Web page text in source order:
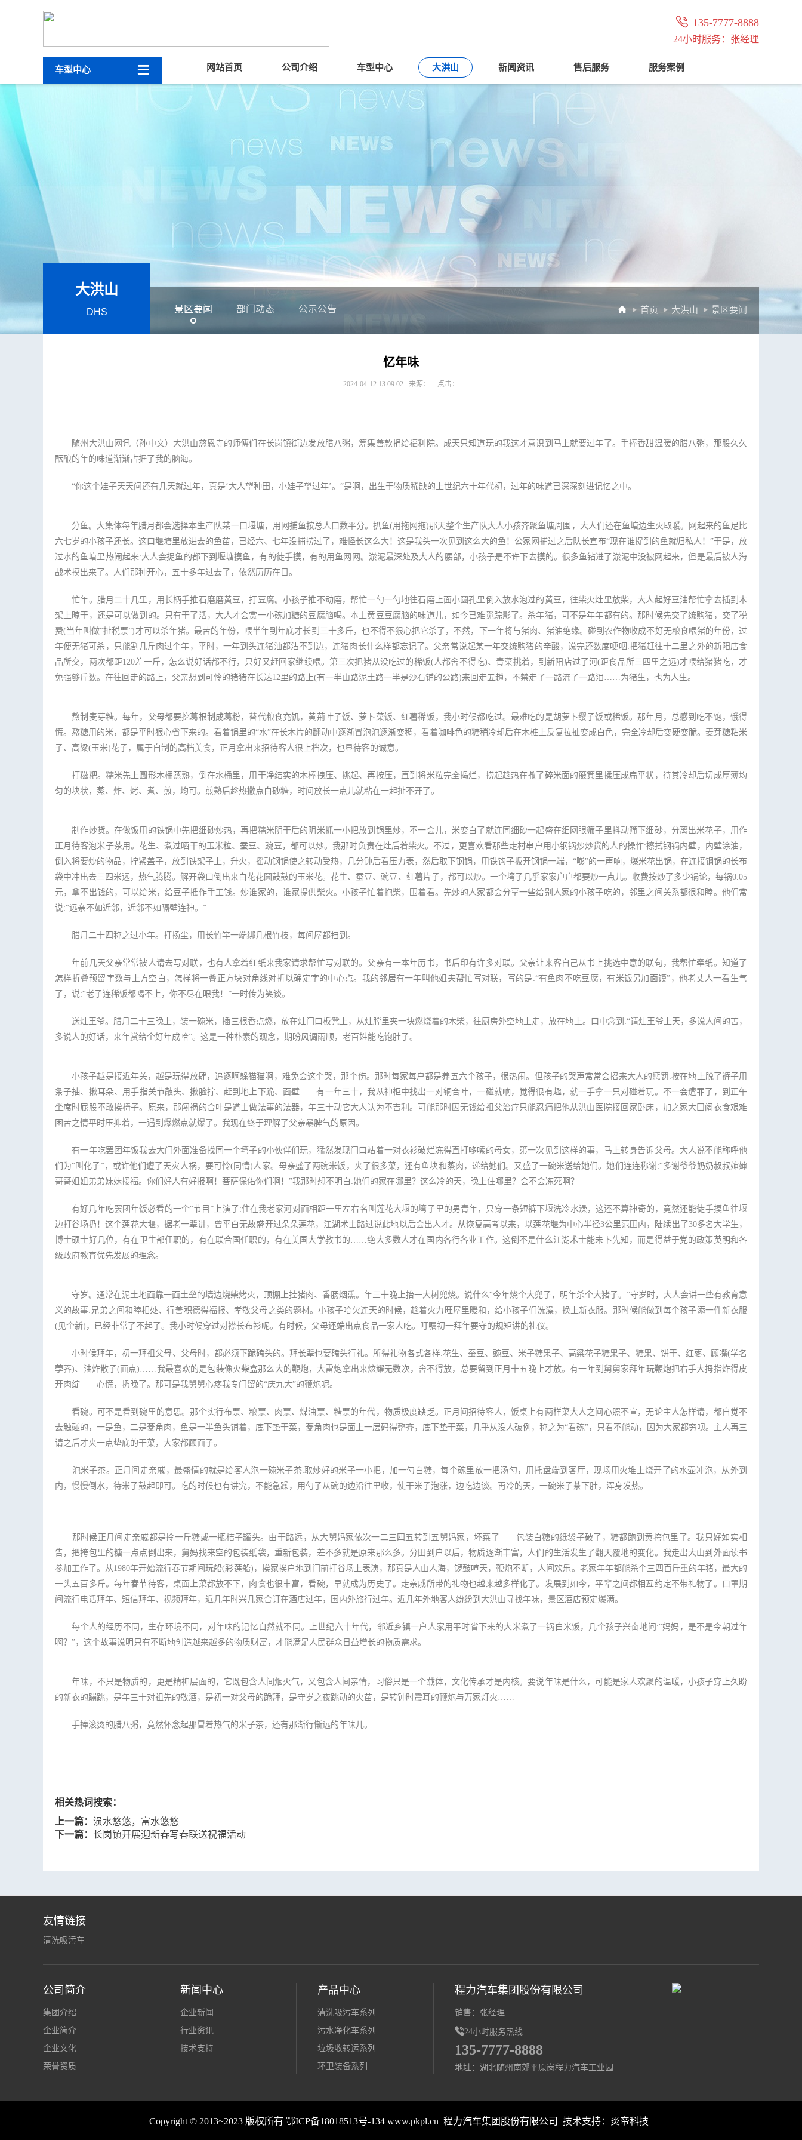
 135-7777-8888
24小时服务：张经理
车型中心  网站首页 公司介绍 车型中心 大洪山 新闻资讯 售后服务 服务案例
大洪山
DHS 景区要闻 部门动态 公示公告  首页 大洪山 景区要闻
忆年味
2024-04-12 13:09:02 来源： 点击：
随州大洪山网讯（孙中文）大洪山慈恩寺的师傅们在长岗镇街边发放腊八粥，筹集善款捐给福利院。成天只知道玩的我这才意识到马上就要过年了。手捧香甜温暖的腊八粥，那股久久
酝酿的年的味道渐渐占据了我的脑海。
“你这个娃子天天问还有几天就过年，真是‘大人望种田，小娃子望过年’。”是啊，出生于物质稀缺的上世纪六十年代初，过年的味道已深深刻进记忆之中。
分鱼。大集体每年腊月都会选择本生产队某一口堰塘，用网捕鱼按总人口数平分。扒鱼(用拖网拖)那天整个生产队大人小孩齐聚鱼塘周围，大人们还在鱼塘边生火取暖。网起来的鱼足比
六七岁的小孩子还长。这口堰塘里放进去的鱼苗，已经六、七年没捕捞过了，难怪长这么大！这是我头一次见到这么大的鱼！公家网捕过之后队长宣布“现在谁捉到的鱼就归私人！”于是，放
过水的鱼塘里热闹起来:大人会捉鱼的都下到堰塘摸鱼，有的徒手摸，有的用鱼网网。淤泥最深处及大人的腰部，小孩子是不许下去摸的。很多鱼钻进了淤泥中没被网起来，但是最后被人海
战术摸出来了。人们那种开心，五十多年过去了，依然历历在目。
忙年。腊月二十几里，用长柄手推石磨磨黄豆，打豆腐。小孩子推不动磨，帮忙一勺一勺地往石磨上面小圆孔里倒入放水泡过的黄豆，往柴火灶里放柴，大人起好豆油帮忙拿去插到木
架上晾干，还是可以做到的。只有干了活，大人才会赏一小碗加糖的豆腐脑喝。本土黄豆豆腐脑的味道儿，如今已难觅踪影了。杀年猪，可不是年年都有的。那时候先交了统购猪，交了税
费(当年叫做“扯税票”)才可以杀年猪。最苦的年份，喂半年到年底才长到三十多斤，也不得不狠心把它杀了，不然，下一年将与猪肉、猪油绝缘。碰到农作物收成不好无粮食喂猪的年份，过
年便无猪可杀，只能割几斤肉过个年，平时，一年到头连猪油都沾不到边，连猪肉长什么样都忘记了。父亲常说起某一年交统购猪的辛酸，说完还数度哽咽:把猪赶往十二里之外的新阳店食
品所交，两次都距120差一斤，怎么说好话都不行，只好又赶回家继续喂。第三次把猪从没吃过的稀饭(人都舍不得吃)、青菜挑着，到新阳店过了河(距食品所三四里之远)才喂给猪猪吃，才
免强够斤数。在往回走的路上，父亲想到可怜的猪猪在长达12里的路上(有一半山路泥土路一半是沙石铺的公路)来回走五趟，不禁走了一路流了一路泪……为猪生，也为人生。
熬制麦芽糖。每年，父母都要挖葛根制成葛粉，替代粮食充饥，黄荊叶子饭、萝卜菜饭、红薯稀饭，我小时候都吃过。最难吃的是胡萝卜缨子饭或稀饭。那年月，总感到吃不饱，饿得
慌。熬糖用的米，都是平时狠心省下来的。看着锅里的“水”在长木片的翻动中逐渐冒泡泡逐渐变稠，看着咖啡色的糖稍冷却后在木桩上反复拉扯变成白色，完全冷却后变硬变脆。麦芽糖粘米
子、高粱(玉米)花子，属于自制的高档美食，正月拿出来招待客人很上档次，也显待客的诚意。
打糍粑。糯米先上圆形木桶蒸熟，倒在水桶里，用干净结实的木棒拽压、挑起、再按压，直到将米粒完全捣烂，捞起趁热在撒了碎米面的簸箕里揉压成扁平状，待其冷却后切成厚薄均
匀的块状，蒸、炸、烤、煮、煎，均可。煎熟后趁热撒点白砂糖，时间放长一点儿就粘在一起扯不开了。
制作炒货。在做饭用的铁锅中先把细砂炒热，再把糯米阴干后的阴米抓一小把放到锅里炒，不一会儿，米变白了就连同细砂一起盛在细网眼筛子里抖动筛下细砂，分离出米花子，用作
正月待客泡米子茶用。花生、煮过晒干的玉米粒、蚕豆、豌豆，都可以炒。我那时负责在灶后着柴火。不过，更喜欢看那些走村串户用小钢锅炒炒货的人的操作:擦拭钢锅内壁，内壁涂油，
倒入将要炒的物品，拧紧盖子，放到铁架子上，升火，摇动钢锅使之转动受热，几分钟后看压力表，然后取下钢锅，用铁钩子扳开钢锅一端，“嘭"的一声响，爆米花出锅，在连接钢锅的长布
袋中冲出去三四米远，热气腾腾。解开袋口倒出来白花花圆鼓鼓的玉米花。花生、蚕豆、豌豆、红薯片子，都可以炒。一个塆子几乎家家户户都要炒一点儿。收费按炒了多少锅论，每锅0.05
元，拿不出钱的，可以给米，给豆子抵作手工钱。炒谁家的，谁家提供柴火。小孩子忙着抱柴，围着看。先炒的人家都会分享一些给别人家的小孩子吃的，邻里之间关系都很和睦。他们常
说:“远亲不如近邻，近邻不如隔壁连神。”
腊月二十四称之过小年。打扬尘，用长竹竿一端绑几根竹枝，每间屋都扫到。
年前几天父亲常常被人请去写对联，也有人拿着红纸来我家请求帮忙写对联的。父亲有一本年历书，书后印有许多对联。父亲让来客自己从书上挑选中意的联句，我帮忙牵纸。知道了
怎样折叠预留字数与上方空白，怎样将一叠正方块对角线对折以确定字的中心点。我的邻居有一年叫他姐夫帮忙写对联，写的是:“有鱼肉不吃豆腐，有米饭另加面馍”，他老丈人一看生气
了，说:“老子连稀饭都喝不上，你不尽在眼我！”一时传为笑谈。
送灶王爷。腊月二十三晚上，装一碗米，插三根香点燃，放在灶门口板凳上，从灶膛里夹一块燃烧着的木柴，往厨房外空地上走，放在地上。口中念到:“请灶王爷上天，多说人间的苦，
多说人的好话，来年赏给个好年成哈”。这是一种朴素的观念，期盼风调雨顺，老百姓能吃饱肚子。
小孩子越是接近年关，越是玩得放肆，追逐啊躲猫猫啊，难免会这个哭，那个伤。那时每家每户都是养五六个孩子，很热闹。但孩子的哭声常常会招来大人的惩罚:按在地上脱了裤子用
条子抽、揪耳朵、用手指关节敲头、揪脸拧、赶到地上下跪、面壁……有一年三十，我从神柜中找出一对铜合叶，一碰就响，觉得很有趣，就一手拿一只对碰着玩。不一会遭罪了，到正午
坐席时屁股不敢挨椅子。原来，那闯祸的合叶是道士做法事的法器，年三十动它大人认为不吉利。可能那时因无钱给祖父治疗只能忍痛把他从洪山医院接回家卧床，加之家大囗阔衣食艰难
困苦之情平时压抑着，一遇到爆燃点就爆了。我现在终于理解了父亲暴脾气的原因。
有一年吃罢团年饭我去大门外面准备找同一个塆子的小伙伴们玩，猛然发现门口站着一对衣衫破烂冻得直打哆嗦的母女，笫一次见到这样的事，马上转身告诉父母。大人说不能称呼他
们为“叫化子”，或许他们遭了天灾人祸，要可怜(同情)人家。母亲盛了两碗米饭，夹了很多菜，还有鱼块和蒸肉，递给她们。又盛了一碗米送给她们。她们连连称谢:“多谢爷爷奶奶叔叔婶婶
哥哥姐姐弟弟妹妹接福。你们好人有好报啊！菩萨保佑你们啊！”我那时想不明白:她们的家在哪里？这么冷的天，晚上住哪里？会不会冻死啊？
有好几年吃罢团年饭必看的一个“节目”上演了:住在我老家河对面相距一里左右名叫莲花大堰的塆子里的男青年，只穿一条短裤下堰洗冷水澡，这还不算神奇的，竟然还能徒手摸鱼往堰
边打谷场扔！这个莲花大堰，据老一辈讲，曾平白无故盛开过朵朵莲花，江湖术士路过说此地以后会出人才。从恢复高考以来，以莲花堰为中心半径3公里范围内，陆续出了30多名大学生，
博士硕士好几位，有在卫生部仼职的，有在联合国任职的，有在美国大学教书的……绝大多数人才在国内各行各业工作。这倒不是什么江湖术士能未卜先知，而是得益于党的政策英明和各
级政府教育优先发展的理念。
守岁。通常在泥土地面靠一面土垒的墙边烧柴烤火，顶棚上挂猪肉、香肠烟熏。年三十晚上抬一大树兜烧。说什么“今年烧个大兜子，明年杀个大猪子。”守岁时，大人会讲一些有教育意
义的故事:兄弟之间和睦相处、行善积德得福报、孝敬父母之类的题材。小孩子哈欠连天的时候，趁着火力旺屋里暖和，给小孩子们洗澡，换上新衣服。那时候能做到每个孩子添一件新衣服
(见个新)，已经非常了不起了。我小时候穿过对襟长布衫呢。有时候，父母还端出点食品一家人吃。叮嘱初一拜年要守的规矩讲的礼仪。
小时候拜年，初一拜祖父母、父母时，都必须下跪磕头的。拜长辈也要磕头行礼。所得礼物各式各样:花生、蚕豆、豌豆、米子糖果子、高粱花子糖果子、糖果、饼干、红枣、顾嘴(学名
荸荠)、油炸散子(面点)……我最喜欢的是包装像火柴盒那么大的鞭炮，大雷炮拿出来炫耀无数次，舍不得放，总要留到正月十五晚上才放。有一年到舅舅家拜年玩鞭炮把右手大拇指炸得皮
开肉绽——心慌，扔晚了。那可是我舅舅心疼我专门留的“庆九大”的鞭炮呢。
看碗。可不是看到碗里的意思。那个实行布票、粮票、肉票、煤油票、糖票的年代，物质极度缺乏。正月间招待客人，饭桌上有两样菜大人之间心照不宣，无论主人怎样请，都自觉不
去触碰的，一是鱼，二是菱角肉，鱼是一半鱼头铺着，底下垫干菜，菱角肉也是面上一层码得整齐，底下垫干菜，几乎从没人破例，称之为“看碗”，只看不能动，因为大家都穷呗。主人再三
请之后才夹一点垫底的干菜，大家都顾面子。
泡米子茶。正月间走亲戚，最盛情的就是给客人泡一碗米子茶:取炒好的米子一小把，加一勺白糖，每个碗里放一把汤勺，用托盘端到客厅，现场用火堆上烧开了的水壶冲泡，从外到
内，慢慢倒水，待米子鼓起即可。吃的时候也有讲究，不能急躁，用勺子从碗的边沿往里收，使干米子泡涨，边吃边谈。再冷的天，一碗米子茶下肚，浑身发热。
那时候正月间走亲戚都是拎一斤糖或一瓶桔子罐头。由于路远，从大舅妈家依次一二三四五转到五舅妈家，坏菜了——包装白糖的纸袋子破了，糖都跑到黄挎包里了。我只好如实相
告，把挎包里的糖一点点倒出来，舅妈找来空的包装纸袋，重新包装，差不多就是原来那么多。分田到户以后，物质逐渐丰富，人们的生活发生了翻天覆地的变化。我走出大山到外面读书
参加工作了。从1980年开始流行春节期间玩船(彩莲船)，挨家挨户地到门前打谷场上表演，那真是人山人海，锣鼓喧天，鞭炮不断，人间欢乐。老家年年都能杀个三四百斤重的年猪，最大的
一头五百多斤。每年春节待客，桌面上菜都放不下，肉食也很丰富，看碗，早就成为历史了。走亲戚所带的礼物也越来越多样化了。发展到如今，平辈之间都相亙约定不带礼物了。口罩期
间流行电话拜年、短信拜年、视频拜年，近几年时兴几家合订在酒店过年，国内外旅行过年。近几年外地客人纷纷到大洪山寻找年味，景区酒店预定爆满。
每个人的经历不同，生存环境不同，对年味的记忆自然就不同。上世纪六十年代，邻近乡镇一户人家用平时省下来的大米煮了一锅白米饭，几个孩子兴奋地问:“妈妈，是不是今朝过年
啊？”，这个故事说明只有不断地创造越来越多的物质财富，才能满足人民群众日益增长的物质需求。
年味，不只是物质的，更是精神层面的，它既包含人间烟火气，又包含人间亲情，习俗只是一个载体，文化传承才是内核。要说年味是什么，可能是家人欢聚的温暖，小孩子穿上久盼
的新衣的蹦跳，是年三十对祖先的敬酒，是初一对父母的跪拜，是守岁之夜跳动的火苗，是转钟时震耳的鞭炮与万家灯火……
手捧滚烫的腊八粥，竟然怀念起那冒着热气的米子茶，还有那渐行惭远的年味儿。
相关热词搜索：
上一篇： 涢水悠悠，富水悠悠
下一篇： 长岗镇开展迎新春写春联送祝福活动
友情链接
清洗吸污车
公司简介
集团介绍
企业简介
企业文化
荣誉资质
新闻中心
企业新闻
行业资讯
技术支持
产品中心
清洗吸污车系列
污水净化车系列
垃圾收转运系列
环卫装备系列
程力汽车集团股份有限公司
销售：张经理
24小时服务热线
135-7777-8888
地址：湖北随州南郊平原岗程力汽车工业园
Copyright © 2013~2023 版权所有 鄂ICP备18018513号-134www.pkpl.cn 程力汽车集团股份有限公司 技术支持： 炎帝科技